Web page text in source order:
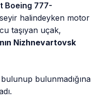
Boeing 777-
halindeyken motor
taşıyan uçak,
Nizhnevartovsk
bulunmadığına